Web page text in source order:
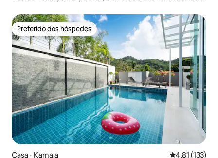
Preferido dos hóspedes
Preferido dos hóspedes
Casa ⋅ Kamala 4,81 de uma
4,81 (133)